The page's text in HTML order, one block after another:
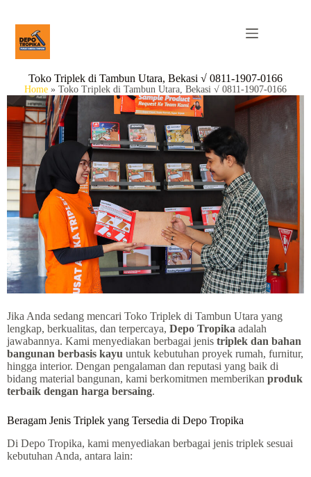
Toko Triplek di Tambun Utara, Bekasi √ 0811-1907-0166
Home » Toko Triplek di Tambun Utara, Bekasi √ 0811-1907-0166
Jika Anda sedang mencari Toko Triplek di Tambun Utara yang
lengkap, berkualitas, dan terpercaya, Depo Tropika adalah
jawabannya. Kami menyediakan berbagai jenis triplek dan bahan
bangunan berbasis kayu untuk kebutuhan proyek rumah, furnitur,
hingga interior. Dengan pengalaman dan reputasi yang baik di
bidang material bangunan, kami berkomitmen memberikan produk
terbaik dengan harga bersaing.
Beragam Jenis Triplek yang Tersedia di Depo Tropika
Di Depo Tropika, kami menyediakan berbagai jenis triplek sesuai
kebutuhan Anda, antara lain: